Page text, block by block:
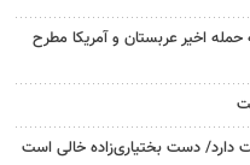
حمله اخیر عربستان و آمریکا مطرح
دارد/ دست بختیاری‌زاده خالی است